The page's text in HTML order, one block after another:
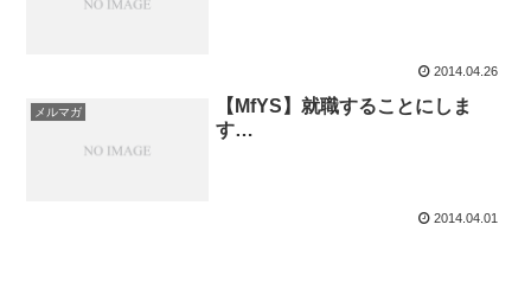
2014.04.26
メルマガ
【MfYS】就職することにしま
す…
2014.04.01